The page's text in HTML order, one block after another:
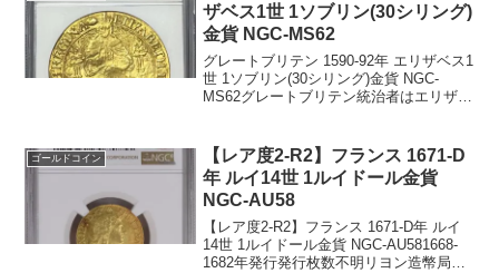
ザベス1世 1ソブリン(30シリング)
金貨 NGC-MS62
グレートブリテン 1590-92年 エリザベス1
世 1ソブリン(30シリング)金貨 NGC-
MS62グレートブリテン統治者はエリザベ
ノーブルと呼ばれる...
ゴールドコイン
【レア度2-R2】フランス 1671-D
年 ルイ14世 1ルイドール金貨
NGC-AU58
【レア度2-R2】フランス 1671-D年 ルイ
14世 1ルイドール金貨 NGC-AU581668-
1682年発行発行枚数不明リヨン造幣局